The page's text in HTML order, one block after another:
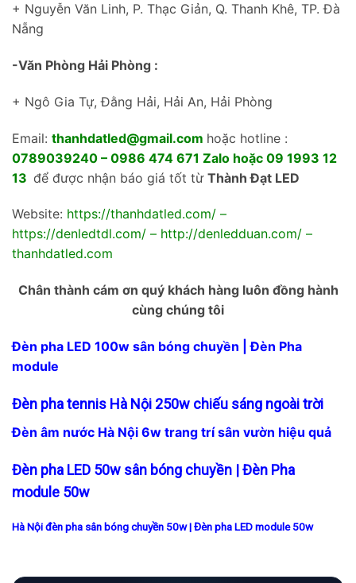
+ Nguyễn Văn Linh, P. Thạc Giản, Q. Thanh Khê, TP. Đà
Nẵng
-Văn Phòng Hải Phòng :
+ Ngô Gia Tự, Đằng Hải, Hải An, Hải Phòng
Email: thanhdatled@gmail.com hoặc hotline :
0789039240 – 0986 474 671 Zalo hoặc 09 1993 12
13 để được nhận báo giá tốt từ Thành Đạt LED
Website: https://thanhdatled.com/ –
https://denledtdl.com/ – http://denledduan.com/ –
thanhdatled.com
Chân thành cám ơn quý khách hàng luôn đồng hành
cùng chúng tôi
Đèn pha LED 100w sân bóng chuyền | Đèn Pha
module
Đèn pha tennis Hà Nội 250w chiếu sáng ngoài trời
Đèn âm nước Hà Nội 6w trang trí sân vườn hiệu quả
Đèn pha LED 50w sân bóng chuyền | Đèn Pha
module 50w
Hà Nội đèn pha sân bóng chuyền 50w | Đèn pha LED module 50w